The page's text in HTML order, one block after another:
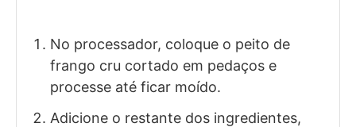
No processador, coloque o peito de
frango cru cortado em pedaços e
processe até ficar moído.
Adicione o restante dos ingredientes,